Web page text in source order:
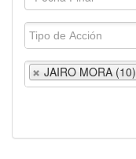
JAIRO MORA (10)